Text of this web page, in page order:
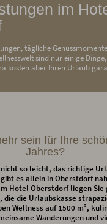
im
tägliche
sind nur einige
kosten aber Ihren Urlaub
sein für Ihre
Jahres?
so leicht, das richtige
es allein in Oberstdorf
Hotel Oberstdorf liegen
die die Urlaubskasse
Wellness auf 1500 m²,
Wanderungen und